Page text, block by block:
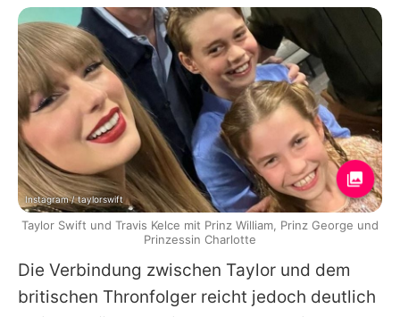
Die Verbindung zwischen Taylor und dem
britischen Thronfolger reicht jedoch deutlich
Instagram / taylorswift
Taylor Swift und Travis Kelce mit Prinz William, Prinz George und
Prinzessin Charlotte